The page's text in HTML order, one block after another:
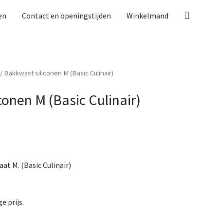
Contact en openingstijden Winkelmand Zoeken
/ Bakkwast siliconen M (Basic Culinair)
M (Basic Culinair)
M. (Basic Culinair)
prijs.